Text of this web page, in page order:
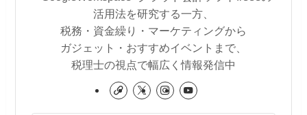
活用法を研究する一方、
税務・資金繰り・マーケティングから
ガジェット・おすすめイベントまで、
税理士の視点で幅広く情報発信中